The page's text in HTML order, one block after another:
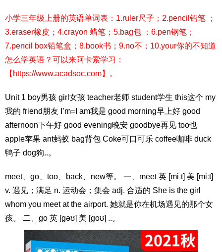
小学三年级上册的英语单词表：1.ruler尺子；2.pencil铅笔 ；
3.eraser橡皮；4.crayon 蜡笔；5.bag包 ；6.pen钢笔；
7.pencil box铅笔盒；8.book书；9.no不；10.your你的不知道
怎么学英语？可以来阿卡索学习：
【https://www.acadsoc.com】。
Unit 1 boy男孩 girl女孩 teacher老师 student学生 this这个 my
我的 friend朋友 I’m=I am我是 good morning早上好 good
afternoon下午好 good evening晚安 goodbye再见 too也
apple苹果 ant蚂蚁 bag背包 Coke可口可乐 coffee咖啡 duck
鸭子 dog狗..。
meet、go、too、back、new等。 一、meet 英 [miːt] 美 [miːt]
v. 遇见；满足 n. 运动会；集会 adj. 合适的 She is the girl
whom you meet at the airport. 她就是你在机场遇见的那个女
孩。 二、go 英 [ɡəʊ] 美 [ɡoʊ] ..。